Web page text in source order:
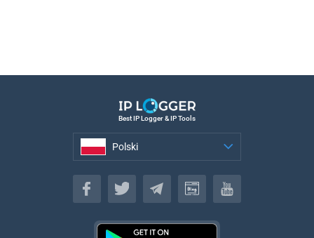
Best IP Logger & IP Tools
Polski
Polski